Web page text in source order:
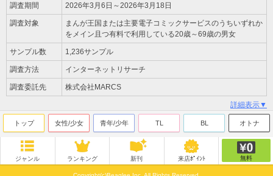
調査期間 2026年3月6日～2026年3月18日
調査対象
まんが王国または主要電子コミックサービスのうちいずれか
をメイン且つ有料で利用している20歳～69歳の男女
サンプル数 1,236サンプル
調査方法 インターネットリサーチ
調査委託先 株式会社MARCS
詳細表示▼
トップ 女性/少女 青年/少年 TL BL オトナ
ジャンル ランキング 新刊 来店ﾎﾟｲﾝﾄ 無料